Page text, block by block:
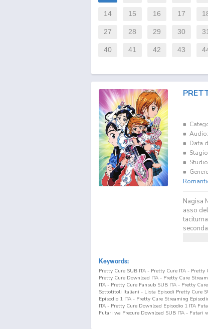
14 15 16 17
27 28 29 30
40 41 42 43
Audio:
Data
Nagisa
asso
Keywords:
Pretty Cure SUB ITA - Pretty Cure ITA -
Pretty Cure Download ITA - Pretty Cure
ITA - Pretty Cure Fansub SUB ITA - Pretty
Sottotitoli Italiani - Lista Episodi Pretty Cure
Episodio 1 ITA - Pretty Cure Streaming
ITA - Pretty Cure Download Episodio 1 ITA
Futari wa Precure Download SUB ITA - Futari